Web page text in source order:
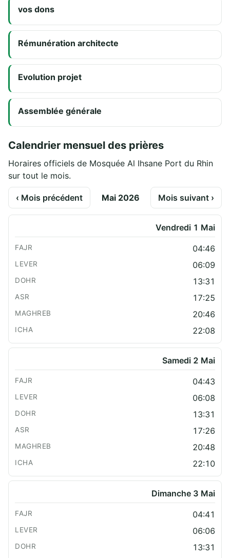
vos dons
Rémunération architecte
Evolution projet
Assemblée générale
Calendrier mensuel des prières
Horaires officiels de Mosquée Al Ihsane Port du Rhin
sur tout le mois.
‹ Mois précédent Mai 2026 Mois suivant ›
Vendredi 1 Mai
04:46
06:09
13:31
17:25
20:46
22:08
Samedi 2 Mai
04:43
06:08
13:31
17:26
20:48
22:10
Dimanche 3 Mai
04:41
06:06
13:31